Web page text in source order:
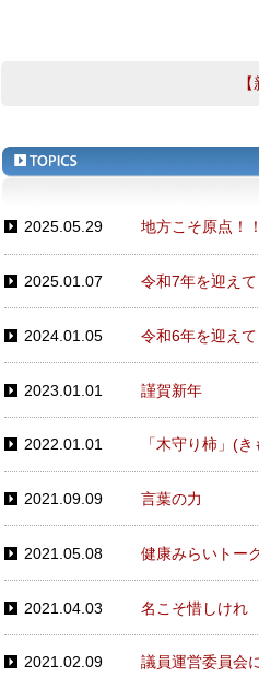
2025.05.29 地方こそ原点！！
2025.01.07 令和7年を迎えて
2024.01.05 令和6年を迎えて
2023.01.01 謹賀新年
2022.01.01 「木守り柿」(
2021.09.09 言葉の力
2021.05.08 健康みらいトー
2021.04.03 名こそ惜しけれ
2021.02.09 議員運営委員会